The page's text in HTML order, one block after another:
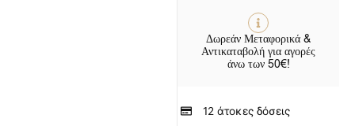
Δωρεάν Μεταφορικά &
Αντικαταβολή για αγορές
άνω των 50€!
12 άτοκες δόσεις